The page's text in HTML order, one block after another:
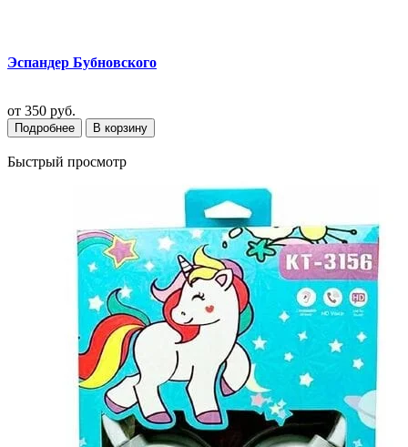
Эспандер Бубновского
от 350 руб.
Подробнее В корзину
Быстрый просмотр